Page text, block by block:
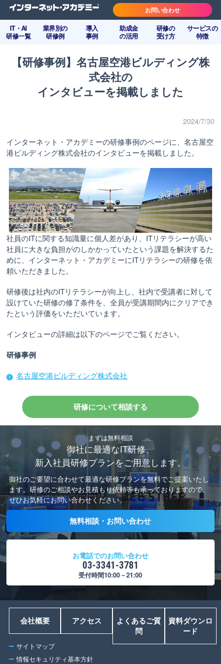
IT・AI
研修一覧
業界別の
研修例
導入
事例
助成金
の活用
研修の
受け方
サービスの
特徴
お問い合わせ
【研修事例】名古屋空港ビルディング株
式会社の
インタビューを掲載しました
2024/7/30
インターネット・アカデミーの研修事例のページに、名古屋空
港ビルディング株式会社のインタビューを掲載しました。
社員のITに関する知識量に個人差があり、ITリテラシーが高い
社員に大きな負担がのしかかっていたという課題を解決するた
めに、インターネット・アカデミーにITリテラシーの研修を依
頼いただきました。
研修後は社内のITリテラシーが向上し、社内で受講者に対して
設けていた研修の修了条件を、全員が受講期間内にクリアでき
たという評価をいただいています。
インタビューの詳細は以下のページでご覧ください。
研修事例
名古屋空港ビルディング株式会社
研修について相談する
まずは無料相談
御社に最適なIT研修、
新入社員研修プランをご用意します。
御社のご要望に合わせて最適な研修プランを無料でご提案いたし
ます。 研修のご相談やお見積もり依頼等も承っておりますので、
ぜひお気軽にお問い合わせください。
無料相談・お問い合わせ
お電話でのお問い合わせ
03-3341-3781
受付時間10:00－21:00
サイトマップ
情報セキュリティ基本方針
会社概要 アクセス
よくあるご質
問
資料ダウンロ
ード